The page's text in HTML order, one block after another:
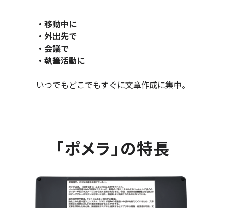
・移動中に
・外出先で
・会議で
・執筆活動に
いつでもどこでもすぐに文章作成に集中。
｢ポメラ｣の特長